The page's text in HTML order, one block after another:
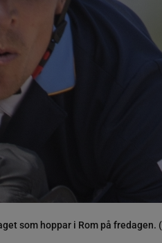
som hoppar i Rom på